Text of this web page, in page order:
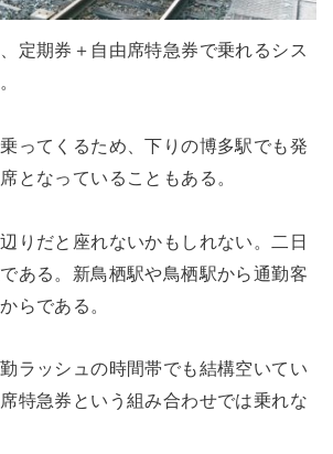
定期券＋自由席特急券で乗れるシス
ってくるため、下りの博多駅でも発
となっていることもある。
りだと座れないかもしれない。二日
ある。新鳥栖駅や鳥栖駅から通勤客
らである。
ラッシュの時間帯でも結構空いてい
特急券という組み合わせでは乗れな